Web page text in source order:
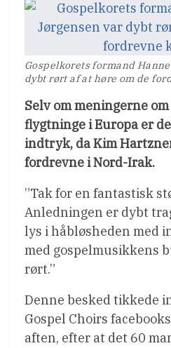
Gospelkorets formand
dybt rørt af at høre om de
Selv om meningerne
flygtninge i Europa er
indtryk, da Kim
fordrevne i Nord-Irak.
”Tak for en fantastisk
Anledningen er dybt
lys i håbløsheden med
med gospelmusikkens
rørt.”
Denne besked tikkede
Gospel Choirs
aften, efter at det 60